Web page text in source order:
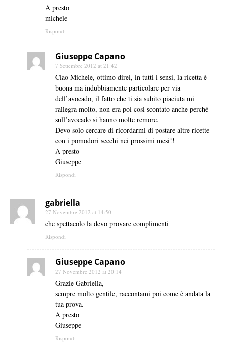
A presto
michele
Rispondi
Giuseppe Capano
7 Settembre 2012 at 21:42
Ciao Michele, ottimo direi, in tutti i sensi, la ricetta è
buona ma indubbiamente particolare per via
dell’avocado, il fatto che ti sia subito piaciuta mi
rallegra molto, non era poi così scontato anche perché
sull’avocado si hanno molte remore.
Devo solo cercare di ricordarmi di postare altre ricette
con i pomodori secchi nei prossimi mesi!!
A presto
Giuseppe
Rispondi
gabriella
27 Novembre 2012 at 14:50
che spettacolo la devo provare complimenti
Rispondi
Giuseppe Capano
27 Novembre 2012 at 20:14
Grazie Gabriella,
sempre molto gentile, raccontami poi come è andata la
tua prova.
A presto
Giuseppe
Rispondi